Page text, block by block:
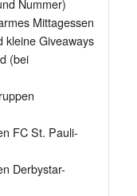
Mittagessen
kleine Giveaways
(bei
FC St. Pauli-
Derbystar-